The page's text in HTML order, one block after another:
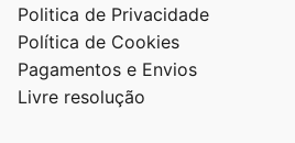
Politica de Privacidade
Política de Cookies
Pagamentos e Envios
Livre resolução